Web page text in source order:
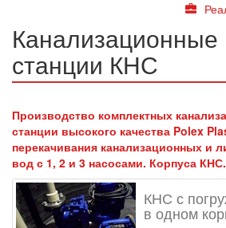
станции КНС
Производство комплектных
станции высокого качества Polex
перекачивания канализационных и
вод с 1, 2 и 3 насосами. Корпуса КНС.
КНС с
в одном